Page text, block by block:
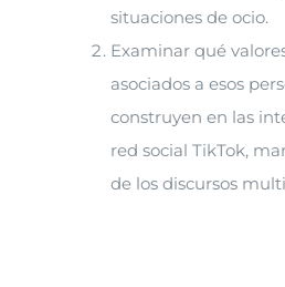
situaciones de ocio.
Examinar qué
asociados a esos
construyen en las
red social TikTok,
de los discursos